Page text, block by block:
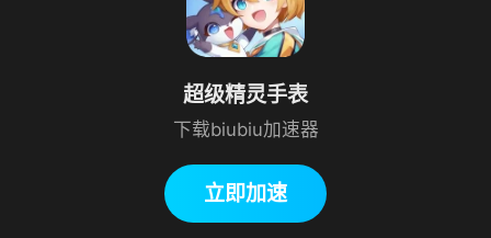
超级精灵手表
下载biubiu加速器
立即加速